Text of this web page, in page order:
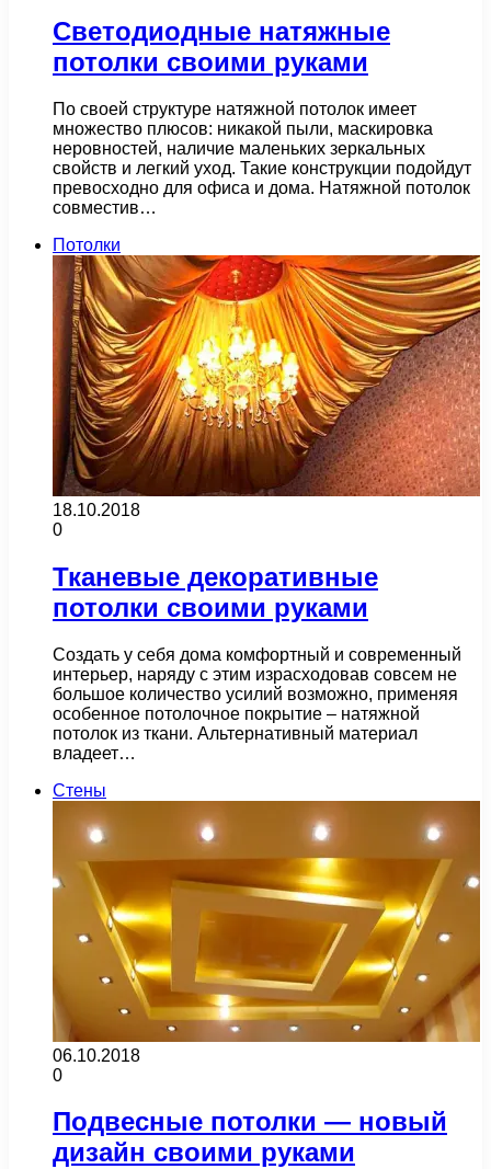
Светодиодные натяжные
потолки своими руками
По своей структуре натяжной потолок имеет
множество плюсов: никакой пыли, маскировка
неровностей, наличие маленьких зеркальных
свойств и легкий уход. Такие конструкции подойдут
превосходно для офиса и дома. Натяжной потолок
совместив…
Потолки
18.10.2018
0
Тканевые декоративные
потолки своими руками
Создать у себя дома комфортный и современный
интерьер, наряду с этим израсходовав совсем не
большое количество усилий возможно, применяя
особенное потолочное покрытие – натяжной
потолок из ткани. Альтернативный материал
владеет…
Стены
06.10.2018
0
Подвесные потолки — новый
дизайн своими руками